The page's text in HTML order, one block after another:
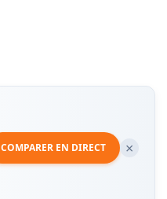
COMPARER EN DIRECT ×